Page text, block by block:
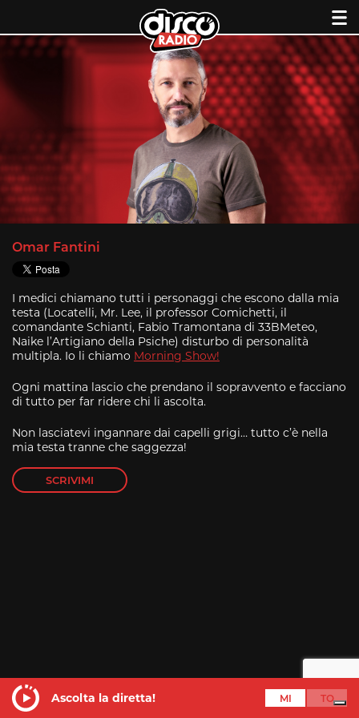
Ascolta la diretta!
MI TO
Skip
Omar Fantini
I medici chiamano tutti i personaggi che escono dalla mia
testa (Locatelli, Mr. Lee, il professor Comichetti, il
comandante Schianti, Fabio Tramontana di 33BMeteo,
Naike l’Artigiano della Psiche) disturbo di personalità
multipla. Io li chiamo Morning Show!
Ogni mattina lascio che prendano il sopravvento e facciano
di tutto per far ridere chi li ascolta.
Non lasciatevi ingannare dai capelli grigi… tutto c’è nella
mia testa tranne che saggezza!
SCRIVIMI